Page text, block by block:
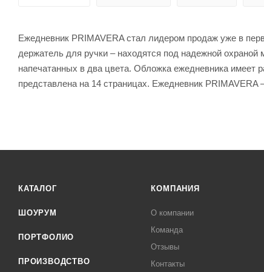
Ежедневник PRIMAVERA стал лидером продаж уже в
держатель для ручки – находятся под надежной охраной
напечатанных в два цвета. Обложка ежедневника имеет
представлена на 14 страницах. Ежедневник
КАТАЛОГ
ШОУРУМ
ПОРТФОЛИО
ПРОИЗВОДСТВО
КОМПАНИЯ
О компании
Команда
Отзывы
Контакты